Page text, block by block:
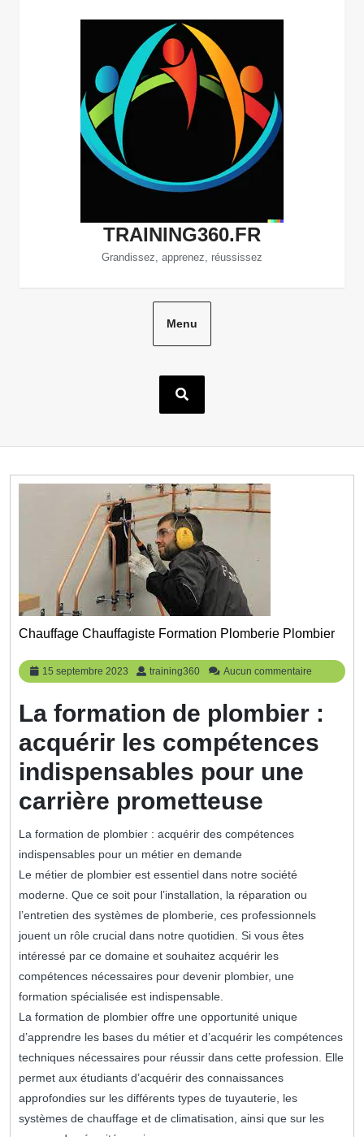
TRAINING360.FR
Grandissez, apprenez, réussissez
Menu
Chauffage Chauffagiste Formation Plomberie Plombier
15 septembre 2023
15
septembre
training360 training360
Aucun commentaire
La formation de plombier :
acquérir les compétences
indispensables pour une
carrière prometteuse
La formation de plombier : acquérir des compétences
indispensables pour un métier en demande
Le métier de plombier est essentiel dans notre société
moderne. Que ce soit pour l’installation, la réparation ou
l’entretien des systèmes de plomberie, ces professionnels
jouent un rôle crucial dans notre quotidien. Si vous êtes
intéressé par ce domaine et souhaitez acquérir les
compétences nécessaires pour devenir plombier, une
formation spécialisée est indispensable.
La formation de plombier offre une opportunité unique
d’apprendre les bases du métier et d’acquérir les compétences
techniques nécessaires pour réussir dans cette profession. Elle
permet aux étudiants d’acquérir des connaissances
approfondies sur les différents types de tuyauterie, les
systèmes de chauffage et de climatisation, ainsi que sur les